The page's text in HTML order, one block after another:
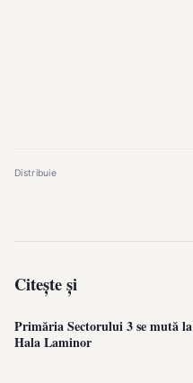
Distribuie
Citește și
Primăria Sectorului 3 se mută la
Hala Laminor